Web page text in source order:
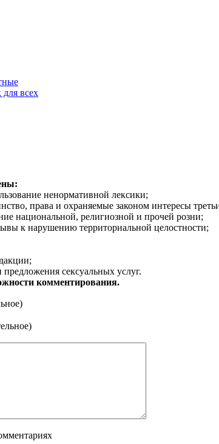
всех
ненормативной лексики;
права и охраняемые законом интересы
национальной, религиозной и прочей розни;
к нарушению территориальной целостности;
сексуальных услуг.
комментирования.